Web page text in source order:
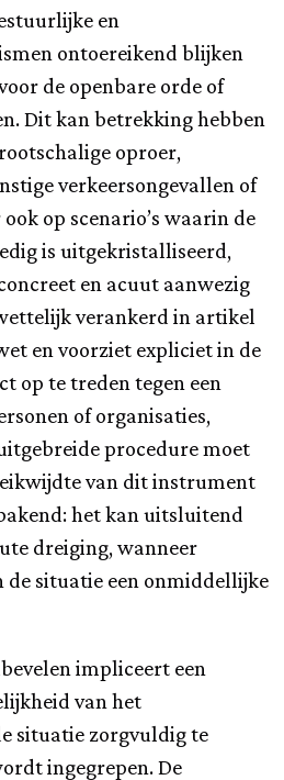
en
ontoereikend blijken
de openbare orde of
Dit kan betrekking hebben
oproer,
verkeersongevallen of
op scenario’s waarin de
is uitgekristalliseerd,
en acuut aanwezig
verankerd in artikel
en voorziet expliciet in de
op te treden tegen een
of organisaties,
procedure moet
van dit instrument
het kan uitsluitend
dreiging, wanneer
de situatie een onmiddellijke
impliceert een
van het
situatie zorgvuldig te
ingegrepen. De